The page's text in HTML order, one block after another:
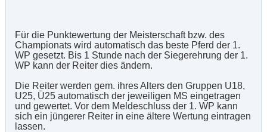
Für die Punktewertung der Meisterschaft bzw. des
Championats wird automatisch das beste Pferd der 1.
WP gesetzt. Bis 1 Stunde nach der Siegerehrung der 1.
WP kann der Reiter dies ändern.
Die Reiter werden gem. ihres Alters den Gruppen U18,
U25, Ü25 automatisch der jeweiligen MS eingetragen
und gewertet. Vor dem Meldeschluss der 1. WP kann
sich ein jüngerer Reiter in eine ältere Wertung eintragen
lassen.